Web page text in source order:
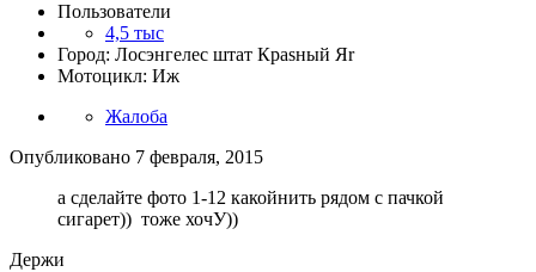
Пользователи
4,5 тыс
Город: Лосэнгелес штат Краsный Яr
Мотоцикл: Иж
Жалоба
Опубликовано 7 февраля, 2015
а сделайте фото 1-12 какойнить рядом с пачкой
сигарет)) тоже хочУ))
Держи